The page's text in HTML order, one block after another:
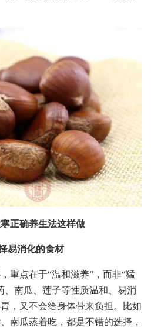
正确养生法这样做
易消化的食材
重点在于“温和滋养”，而非“猛
、南瓜、莲子等性质温和、易消
，又不会给身体带来负担。比如
南瓜蒸着吃，都是不错的选择，